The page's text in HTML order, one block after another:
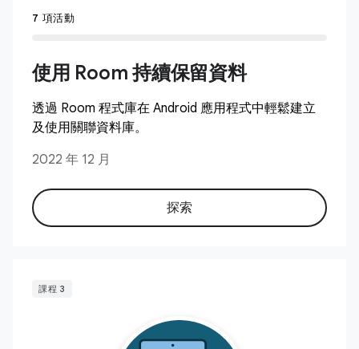
7 項活動
使用 Room 持續保留資料
透過 Room 程式庫在 Android 應用程式中輕鬆建立
及使用關聯資料庫。
2022 年 12 月
探索
課程 3